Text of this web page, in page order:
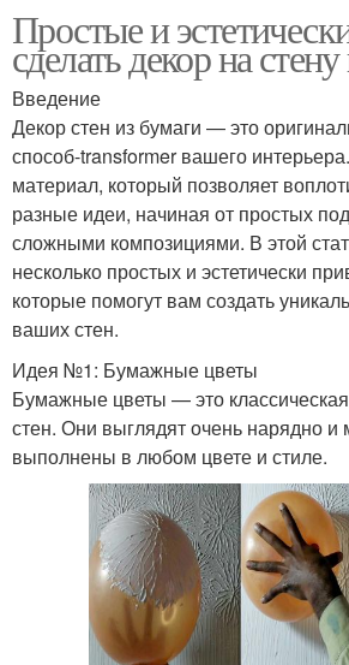
Простые и
сделать декор на
Введение
Декор стен из бумаги — это
способ-transformer вашего
материал, который позволяет
разные идеи, начиная от простых
сложными композициями. В этой
несколько простых и эстетически
которые помогут вам создать
ваших стен.
Идея №1: Бумажные цветы
Бумажные цветы — это
стен. Они выглядят очень нарядно и
выполнены в любом цвете и стиле.